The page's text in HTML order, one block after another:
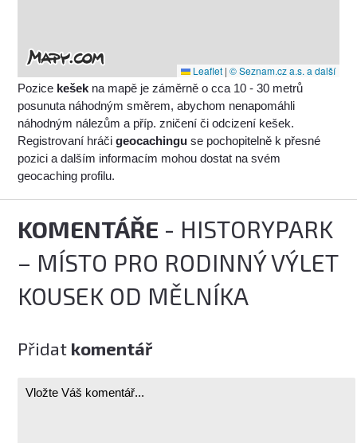
Leaflet | © Seznam.cz a.s. a další
Pozice kešek na mapě je záměrně o cca 10 - 30 metrů
posunuta náhodným směrem, abychom nenapomáhli
náhodným nálezům a příp. zničení či odcizení kešek.
Registrovaní hráčigeocachingu se pochopitelně k přesné
pozici a dalším informacím mohou dostat na svém
geocaching profilu.
KOMENTÁŘE - HISTORYPARK
– MÍSTO PRO RODINNÝ VÝLET
KOUSEK OD MĚLNÍKA
Přidat komentář